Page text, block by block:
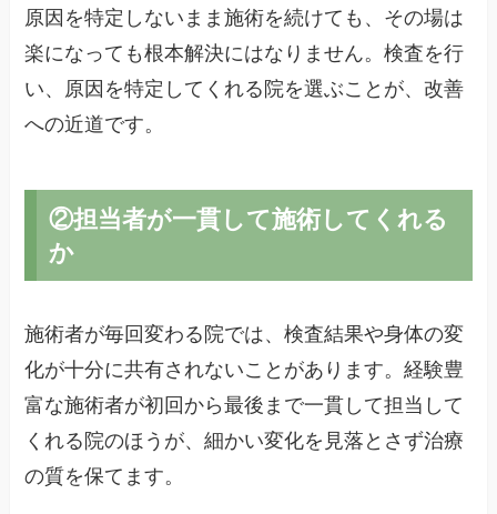
原因を特定しないまま施術を続けても、その場は
楽になっても根本解決にはなりません。検査を行
い、原因を特定してくれる院を選ぶことが、改善
への近道です。
②担当者が一貫して施術してくれる
か
施術者が毎回変わる院では、検査結果や身体の変
化が十分に共有されないことがあります。経験豊
富な施術者が初回から最後まで一貫して担当して
くれる院のほうが、細かい変化を見落とさず治療
の質を保てます。